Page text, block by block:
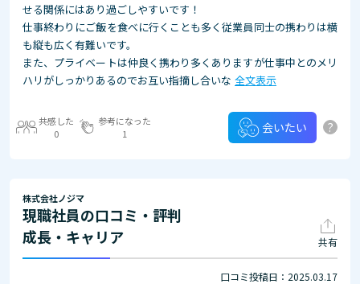
せる関係にはあり過ごしやすいです！
仕事終わりにご飯を食べに行くことも多く従業員同士の携わりは横
も縦も広く有難いです。
また、プライベートは仲良く携わり多くありますが仕事中とのメリ
ハリがしっかりあるのでお互い指摘し合いな 全文表示
共感した
0
参考になった
1
会いたい ?
株式会社ノジマ
現職社員の口コミ・評判
成長・キャリア
共有
口コミ投稿日：2025.03.17